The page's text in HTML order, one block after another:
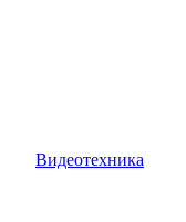
Видеотехника